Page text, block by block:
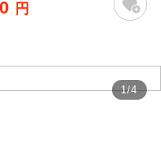
円
1/4
録されている文化遺産や自
るコースです。